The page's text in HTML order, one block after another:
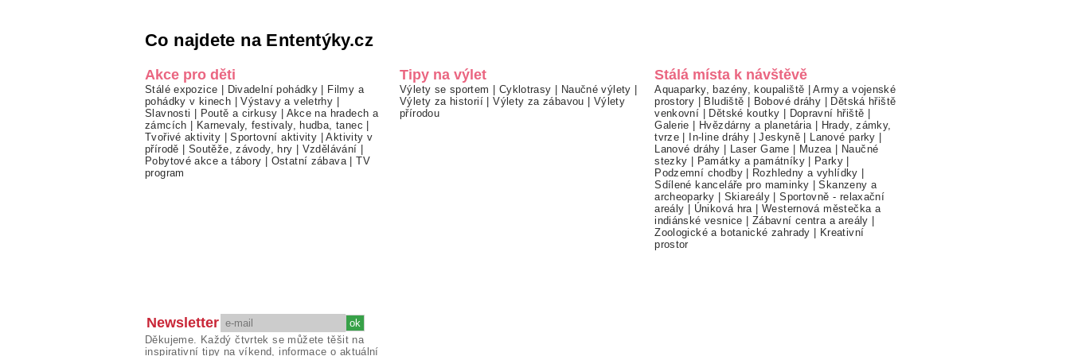
Co najdete na Ententýky.cz
Akce pro děti
Stálé expozice | Divadelní pohádky | Filmy a
pohádky v kinech |Výstavy a veletrhy |
Slavnosti | Poutě a cirkusy | Akce na hradech a
zámcích | Karnevaly, festivaly, hudba, tanec |
Tvořivé aktivity |Sportovní aktivity |Aktivity v
přírodě | Soutěže, závody, hry | Vzdělávání |
Pobytové akce a tábory | Ostatní zábava |TV
program
Tipy na výlet
Výlety se sportem | Cyklotrasy | Naučné výlety |
Výlety za historií |Výlety za zábavou | Výlety
přírodou
Stálá místa k návštěvě
Aquaparky, bazény, koupaliště |Army a vojenské
prostory | Bludiště | Bobové dráhy | Dětská hřiště
venkovní | Dětské koutky | Dopravní hřiště |
Galerie | Hvězdárny a planetária | Hrady, zámky,
tvrze | In-line dráhy |Jeskyně | Lanové parky |
Lanové dráhy | Laser Game | Muzea | Naučné
stezky | Památky a památníky| Parky |
Podzemní chodby| Rozhledny a vyhlídky |
Sdílené kanceláře pro maminky |Skanzeny a
archeoparky | Skiareály |Sportovně - relaxační
areály | Úniková hra |Westernová městečka a
indiánské vesnice | Zábavní centra a areály |
Zoologické a botanické zahrady | Kreativní
prostor
Newsletter
Děkujeme. Každý čtvrtek se můžete těšit na
inspirativní tipy na víkend, informace o aktuální